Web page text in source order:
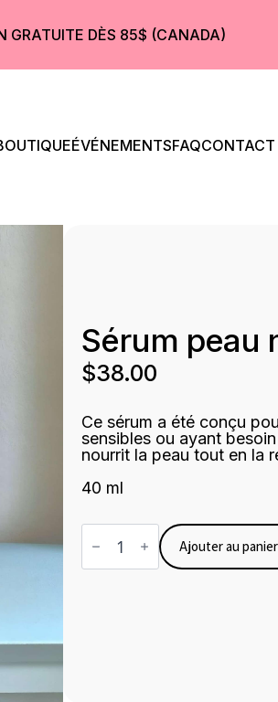
GRATUITE DÈS 85$ (CANADA)
ÉVÉNEMENTSFAQCONTACT
Sérum peau
$38.00
Ce sérum a été conçu
sensibles ou ayant
nourrit la peau tout en la
40 ml
quantité
de
Sérum
Ajouter au panier